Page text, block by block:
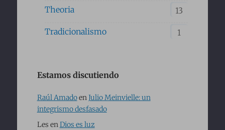
Theoria 13
Tradicionalismo 1
Estamos discutiendo
Raúl AmadoenJulio Meinvielle: un
integrismo desfasado
Les enDios es luz